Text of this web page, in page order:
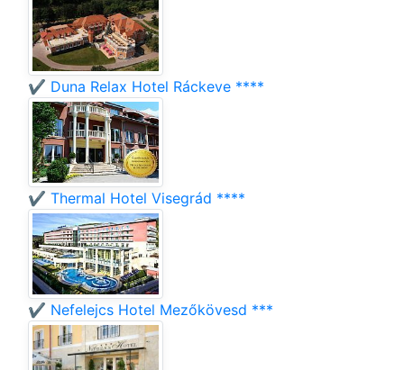
✔️ Duna Relax Hotel Ráckeve ****
✔️ Thermal Hotel Visegrád ****
✔️ Nefelejcs Hotel Mezőkövesd ***